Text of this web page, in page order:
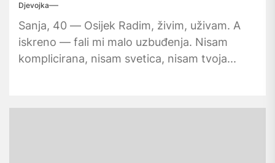
Djevojka
Sanja, 40 — Osijek Radim, živim, uživam. A
iskreno — fali mi malo uzbuđenja. Nisam
komplicirana, nisam svetica, nisam tvoja...